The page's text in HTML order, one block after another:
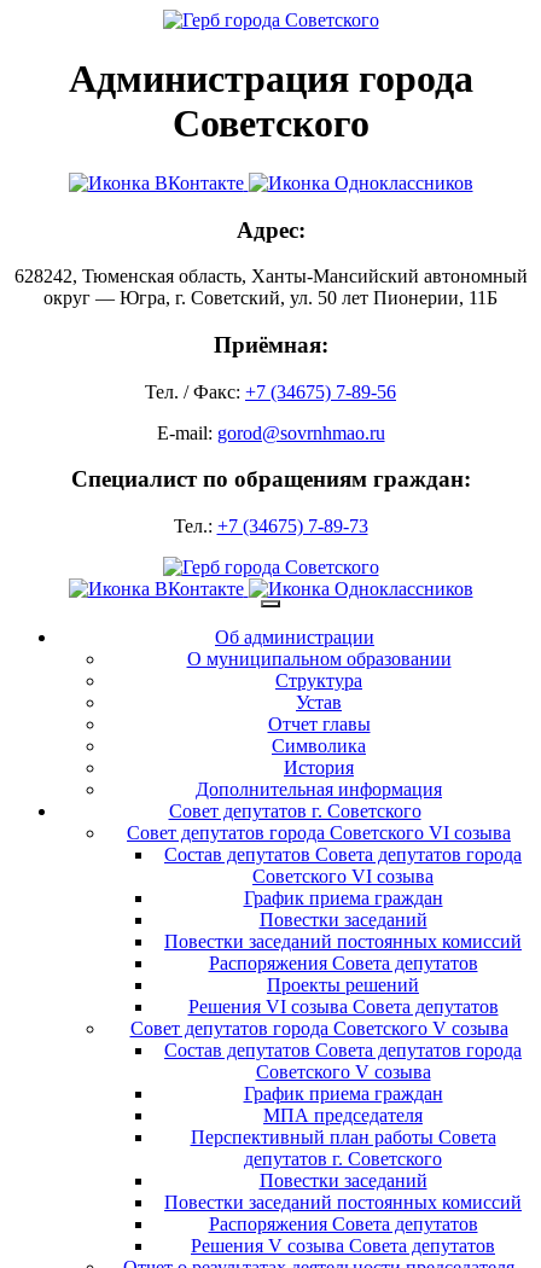
Администрация города
Советского
Адрес:
628242, Тюменская область, Ханты-Мансийский автономный
округ — Югра, г. Советский, ул. 50 лет Пионерии, 11Б
Приёмная:
Тел. / Факс: +7 (34675) 7-89-56
E-mail: gorod@sovrnhmao.ru
Специалист по обращениям граждан:
Тел.: +7 (34675) 7-89-73
Об администрации
О муниципальном образовании
Структура
Устав
Отчет главы
Символика
История
Дополнительная информация
Совет депутатов г. Советского
Совет депутатов города Советского VI созыва
Состав депутатов Совета депутатов города
Советского VI созыва
График приема граждан
Повестки заседаний
Повестки заседаний постоянных комиссий
Распоряжения Совета депутатов
Проекты решений
Решения VI созыва Совета депутатов
Совет депутатов города Советского V созыва
Состав депутатов Совета депутатов города
Советского V созыва
График приема граждан
МПА председателя
Перспективный план работы Совета
депутатов г. Советского
Повестки заседаний
Повестки заседаний постоянных комиссий
Распоряжения Совета депутатов
Решения V созыва Совета депутатов